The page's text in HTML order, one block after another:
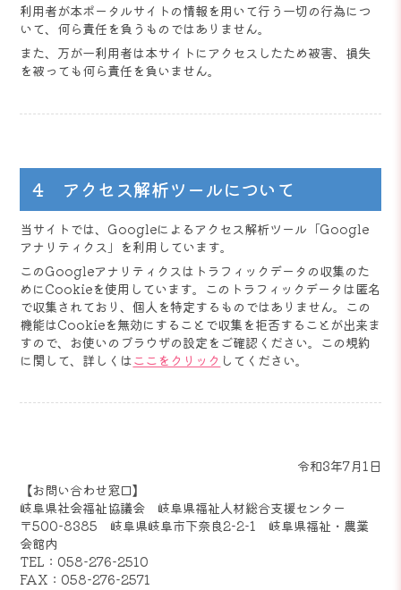
利用者が本ポータルサイトの情報を用いて行う一切の行為につ
いて、何ら責任を負うものではありません。
また、万が一利用者は本サイトにアクセスしたため被害、損失
を被っても何ら責任を負いません。
4 アクセス解析ツールについて
当サイトでは、Googleによるアクセス解析ツール「Google
アナリティクス」を利用しています。
このGoogleアナリティクスはトラフィックデータの収集のた
めにCookieを使用しています。このトラフィックデータは匿名
で収集されており、個人を特定するものではありません。この
機能はCookieを無効にすることで収集を拒否することが出来ま
すので、お使いのブラウザの設定をご確認ください。この規約
に関して、詳しくはここをクリック してください。
令和3年7月1日
【お問い合わせ窓口】
岐阜県社会福祉協議会 岐阜県福祉人材総合支援センター
〒500-8385 岐阜県岐阜市下奈良2-2-1 岐阜県福祉・農業
会館内
TEL：058-276-2510
FAX：058-276-2571